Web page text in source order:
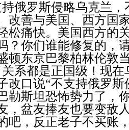
俄罗斯侵略乌克兰
改善与美国、西方国
松痛快。美国西方的
？你们谁能修复的，
顿东京巴黎柏林伦敦
系都是正国级！现
改口说“不支持俄罗斯
勒斯坦恐怖势力了，
，盆友捧友也要变敌
吧，反正老子不买账